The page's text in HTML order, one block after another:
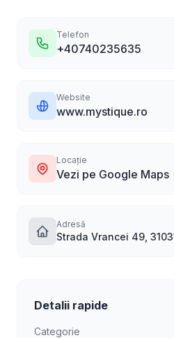
Telefon
+40740235635
Website
www.mystique.ro
Locație
Vezi pe Google Maps
Adresă
Strada Vrancei 49,
Detalii rapide
Categorie